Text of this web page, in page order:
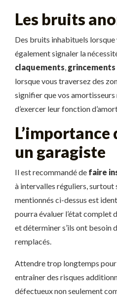
Les bruits
Des bruits inhabituels
également signaler la
claquements grincements
lorsque vous traversez des
signifier que vos amortisseurs
d’exercer leur fonction
un garagiste
Il est recommandé de faire
à intervalles réguliers, surtout
mentionnés ci-dessus est
pourra évaluer l’état complet
et déterminer s’ils ont besoin
remplacés.
Attendre trop longtemps
entraîner des risques
défectueux non seulement